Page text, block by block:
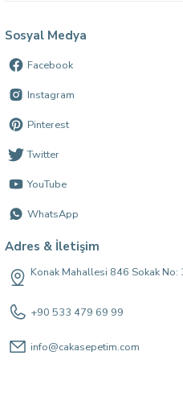
Sosyal Medya
Facebook
Instagram
Pinterest
Twitter
YouTube
WhatsApp
Adres & İletişim
Konak Mahallesi 846 Sokak No:
+90 533 479 69 99
info@cakasepetim.com